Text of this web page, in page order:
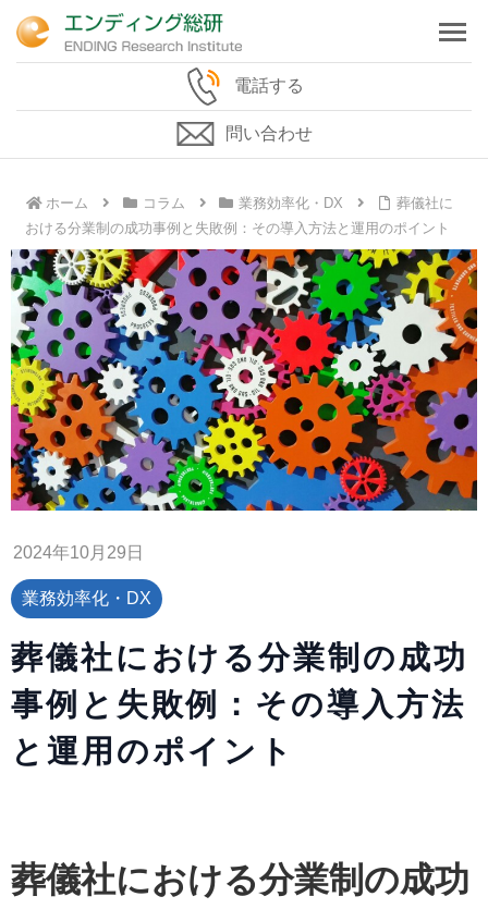
電話する
問い合わせ
ホーム コラム 業務効率化・DX
葬儀社に
おける分業制の成功事例と失敗例：その導入方法と運用のポイント
2024年10月29日
業務効率化・DX
葬儀社における分業制の成功
事例と失敗例：その導入方法
と運用のポイント
葬儀社における分業制の成功